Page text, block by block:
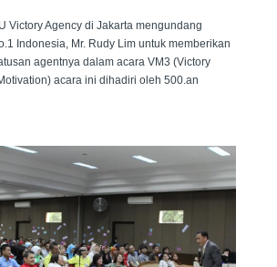
Victory Agency di Jakarta mengundang
Indonesia, Mr. Rudy Lim untuk memberikan
agentnya dalam acara VM3 (Victory
acara ini dihadiri oleh 500.an